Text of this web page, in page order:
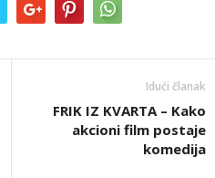
Idući članak
FRIK IZ KVARTA – Kako
akcioni film postaje
komedija